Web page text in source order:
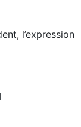
l’expression